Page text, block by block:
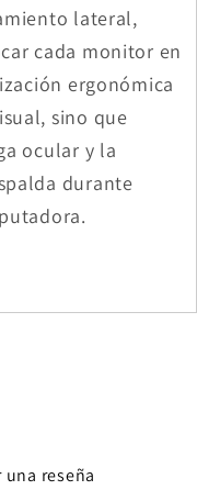
lateral,
cada monitor en
ergonómica
sino que
ocular y la
durante
reseña